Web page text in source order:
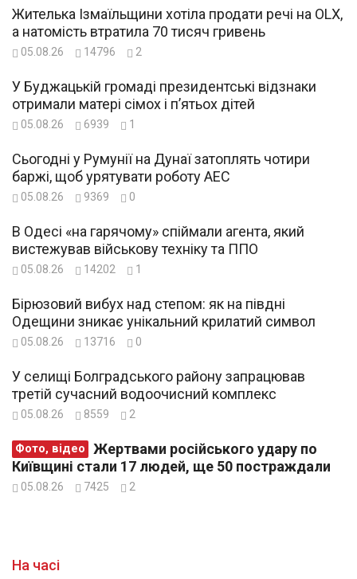
Жителька Ізмаїльщини хотіла продати речі на OLX,
а натомість втратила 70 тисяч гривень
05.08.26 14796 2
У Буджацькій громаді президентські відзнаки
отримали матері сімох і п’ятьох дітей
05.08.26 6939 1
Сьогодні у Румунії на Дунаї затоплять чотири
баржі, щоб урятувати роботу АЕС
05.08.26 9369 0
В Одесі «на гарячому» спіймали агента, який
вистежував військову техніку та ППО
05.08.26 14202 1
Бірюзовий вибух над степом: як на півдні
Одещини зникає унікальний крилатий символ
05.08.26 13716 0
У селищі Болградського району запрацював
третій сучасний водоочисний комплекс
05.08.26 8559 2
Фото, відео
Київщині стали 17 людей, ще 50 постраждали
05.08.26 7425 2
На часі